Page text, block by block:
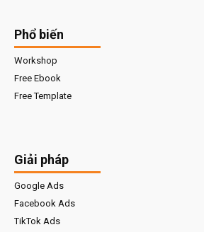
Phổ biến
Workshop
Free Ebook
Free Template
Giải pháp
Google Ads
Facebook Ads
TikTok Ads